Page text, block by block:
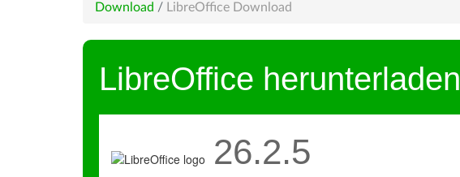
Download / LibreOffice Download
LibreOffice herunterladen
26.2.5